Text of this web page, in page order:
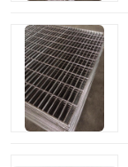
热镀锌钢格板
钢格栅踏步板
整流格栅